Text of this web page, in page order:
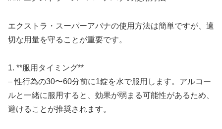
エクストラ・スーパーアバナの使用方法は簡単ですが、適
切な用量を守ることが重要です。
1. **服用タイミング**
– 性行為の30〜60分前に1錠を水で服用します。アルコー
ルと一緒に服用すると、効果が弱まる可能性があるため、
避けることが推奨されます。